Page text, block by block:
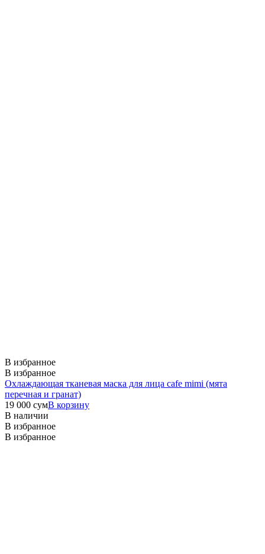
В избранное
В избранное
Охлаждающая тканевая маска для лица cafe mimi (мята
перечная и гранат)
19 000 сумВ корзину
В наличии
В избранное
В избранное